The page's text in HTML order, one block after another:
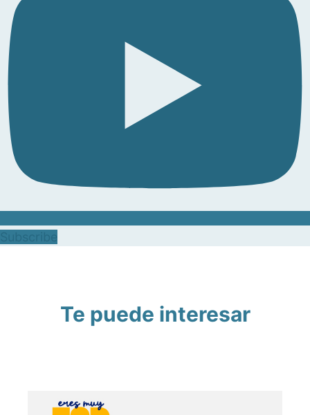
Te puede interesar